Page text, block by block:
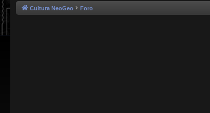
Cultura NeoGeo Foro